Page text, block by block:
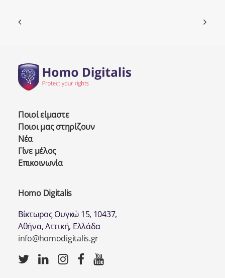
Ποιοί είμαστε
Ποιοι μας στηρίζουν
Νέα
Γίνε μέλος
Επικοινωνία
Homo Digitalis
Βίκτωρος Ουγκώ 15, 10437,
Αθήνα, Αττική, Ελλάδα
info@homodigitalis.gr